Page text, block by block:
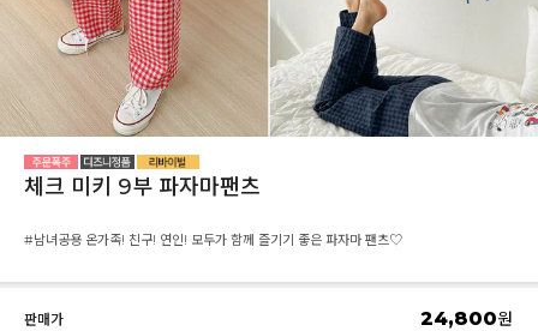
체크 미키 9부 파자마팬츠
#남녀공용 온가족! 친구! 연인! 모두가 함께 즐기기 좋은 파자마 팬츠♡
판매가 24,800원